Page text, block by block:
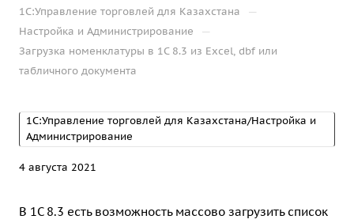
1С:Управление торговлей для Казахстана —
Настройка и Администрирование —
Загрузка номенклатуры в 1С 8.3 из Excel, dbf или
табличного документа
1С:Управление торговлей для Казахстана/Настройка и
Администрирование
4 августа 2021
В 1С 8.3 есть возможность массово загрузить список